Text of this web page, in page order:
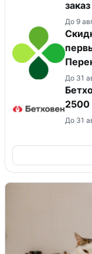
До 9
До 31
2500
До 31